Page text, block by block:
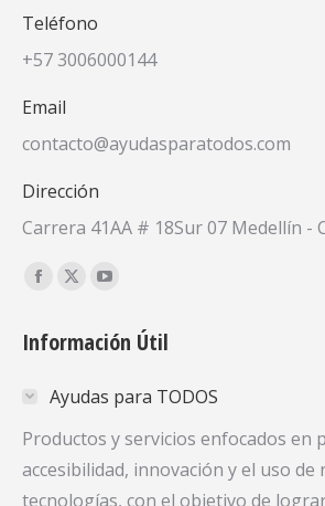
Teléfono
+57 3006000144
Email
contacto@ayudasparatodos.com
Dirección
Carrera 41AA # 18Sur 07 Medellín -
Encuéntranos en:
Facebook
opens
new
window
X
opens
new
window
YouTube
opens
new
window
Información Útil
Ayudas para TODOS
Productos y servicios enfocados en
accesibilidad, innovación y el uso de
tecnologías, con el objetivo de